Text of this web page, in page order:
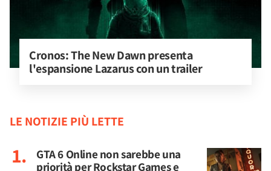
Cronos: The New Dawn presenta
l'espansione Lazarus con un trailer
LE NOTIZIE PIÙ LETTE
GTA 6 Online non sarebbe una
priorità per Rockstar Games e